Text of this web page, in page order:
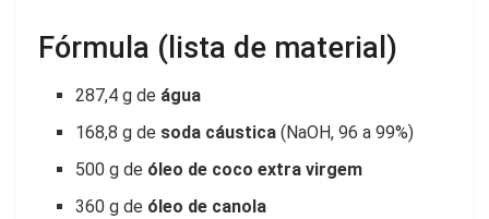
Fórmula (lista de material)
287,4 g de água
168,8 g de soda cáustica (NaOH, 96 a 99%)
500 g de óleo de coco extra virgem
360 g de óleo de canola